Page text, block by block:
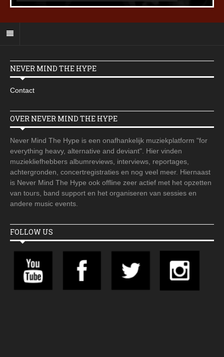
NEVER MIND THE HYPE
Contact
OVER NEVER MIND THE HYPE
Never Mind The Hype is een onafhankelijk muziekplatform "for
everything heavy, alternative and deviant". Hier vinden
muziekliefhebbers albumreviews, interviews, reportages,
achtergronden, concertregistraties en nog veel meer. Hiernaast
is Never Mind The Hype ook offline zeer actief met het opzetten
van tours, band support en het organiseren van sessies en
andere music events.
FOLLOW US